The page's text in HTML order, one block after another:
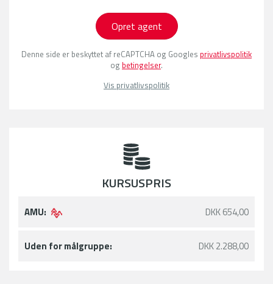
Opret agent
Denne side er beskyttet af reCAPTCHA og Googles privatlivspolitik
og betingelser.
Vis privatlivspolitik
KURSUSPRIS
AMU: DKK 654,00
Uden for målgruppe: DKK 2.288,00